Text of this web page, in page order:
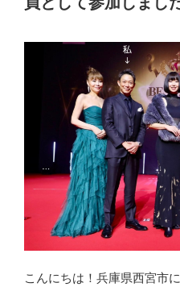
こんにちは！兵庫県西宮市